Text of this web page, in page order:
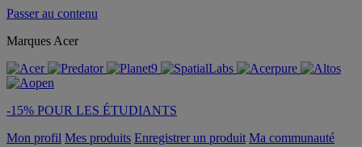
Passer au contenu
Marques Acer
-15% POUR LES ÉTUDIANTS
Mon profil Mes produits Enregistrer un produit Ma communauté